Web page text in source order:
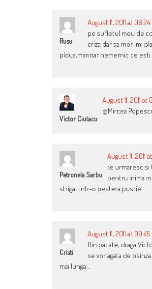
Rusu
August 11, 2011 at 08:24
pe sufletul meu de
criza dar sa mor imi
ploua,marinar nemernic ce esti
Victor Ciutacu
August 11, 2011 at
@Mircea
Petronela Sarbu
August 11, 2011
te urmaresc si
pentru inima
strigat intr-o pestera pustie!
Cristi
August 11, 2011 at 09:45
Din pacate, draga
se vor agata de
mai lunga…